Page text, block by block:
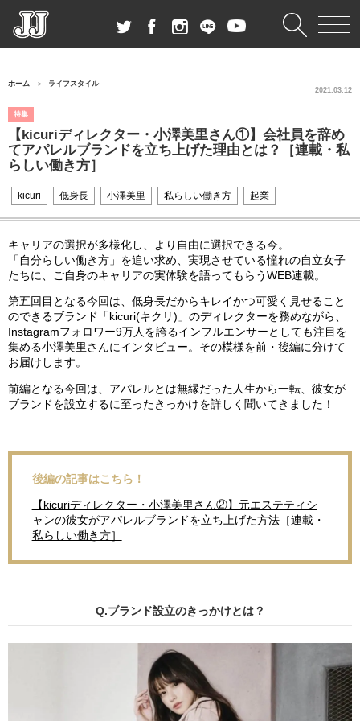
ホーム ライフスタイル
特集
【kicuriディレクター・小澤美里さん①】会社員を辞め
てアパレルブランドを立ち上げた理由とは？［連載・私
らしい働き方］
2021.03.12
kicuri 低身長 小澤美里 私らしい働き方 起業
キャリアの選択が多様化し、より自由に選択できる今。
「自分らしい働き方」を追い求め、実現させている憧れの自立女子
たちに、ご自身のキャリアの実体験を語ってもらう WEB連載。
第五 回目となる今回は、低身長だからキレイかつ可愛く見せること
のできるブランド「 kicuri(キクリ ) 」のディレクターを務めながら、
Instagramフォロワー9万人を誇るインフルエンサーとしても注目を
集める小澤美里さんにインタビュー。その模様を前・後編に分けて
お届けします。
前編となる今回は、アパレルとは無縁だった人生から一転、彼女が
ブランドを設立するに至ったきっかけを詳しく聞いてきました！
後編の記事はこちら！
【kicuriディレクター・小澤美里さん②】元エステティシ
ャンの彼女がアパレルブランドを立ち上げた方法［連載・
私らしい働き方］
Q.ブランド設立のきっかけとは？